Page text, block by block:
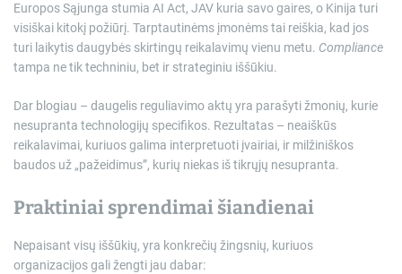
Europos Sąjunga stumia AI Act, JAV kuria savo gaires, o Kinija turi
visiškai kitokį požiūrį. Tarptautinėms įmonėms tai reiškia, kad jos
turi laikytis daugybės skirtingų reikalavimų vienu metu. Compliance
tampa ne tik techniniu, bet ir strateginiu iššūkiu.
Dar blogiau – daugelis reguliavimo aktų yra parašyti žmonių, kurie
nesupranta technologijų specifikos. Rezultatas – neaiškūs
reikalavimai, kuriuos galima interpretuoti įvairiai, ir milžiniškos
baudos už „pažeidimus”, kurių niekas iš tikrųjų nesupranta.
Praktiniai sprendimai šiandienai
Nepaisant visų iššūkių, yra konkrečių žingsnių, kuriuos
organizacijos gali žengti jau dabar: